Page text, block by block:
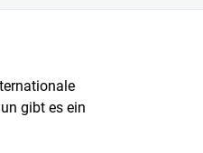
gibt es ein